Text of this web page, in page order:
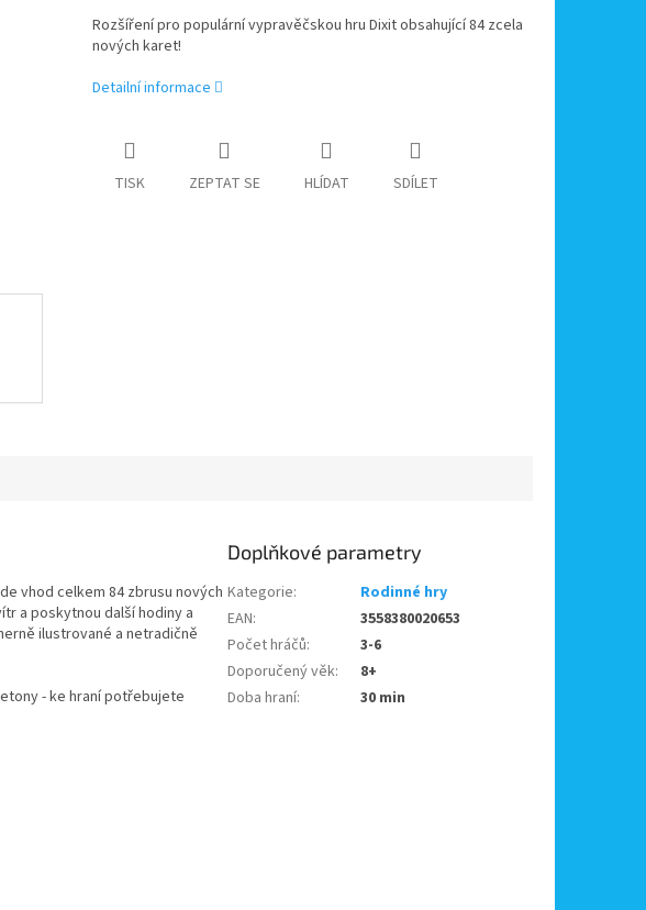
Rozšíření pro populární vypravěčskou hru Dixit obsahující 84 zcela
nových karet!
Detailní informace
TISK ZEPTAT SE HLÍDAT SDÍLET
vhod celkem 84 zbrusu nových
a poskytnou další hodiny a
ilustrované a netradičně
- ke hraní potřebujete
Doplňkové parametry
Kategorie:
Rodinné hry
EAN:
3558380020653
Počet hráčů:
3-6
Doporučený věk:
8+
Doba hraní: 30 min